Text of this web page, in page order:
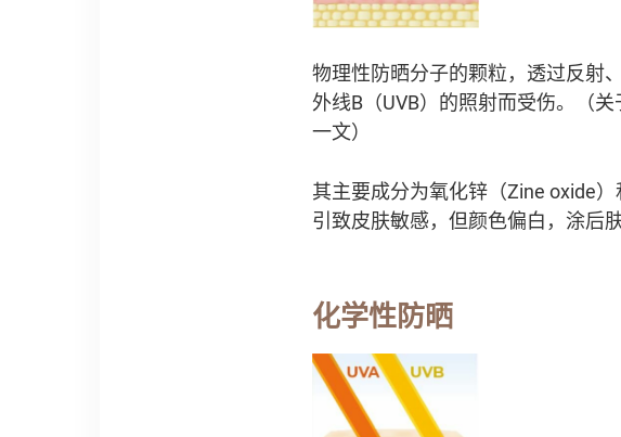
物理性防晒分子的颗粒，透过反射
外线B（UVB）的照射而受伤。（关
一文）
其主要成分为氧化锌（Zine oxide
引致皮肤敏感，但颜色偏白，涂后
化学性防晒